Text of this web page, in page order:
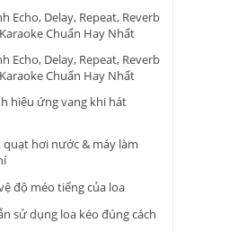
Echo, Delay, Repeat, Reverb
Chuẩn Hay Nhất
Echo, Delay, Repeat, Reverb
Chuẩn Hay Nhất
hiệu ứng vang khi hát
quạt hơi nước & máy làm
độ méo tiếng của loa
sử dụng loa kéo đúng cách